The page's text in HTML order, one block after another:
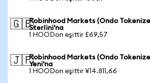
🇬🇧Robinhood Markets (Ondo
Sterlini'na
1 HOODon eşittir £69,57
🇯🇵Robinhood Markets (Ondo
Yeni'na
1 HOODon eşittir ¥14.811,66